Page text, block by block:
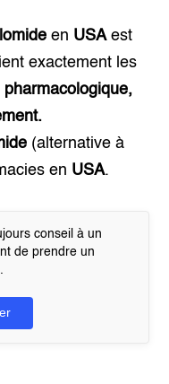
en USAest
exactement les
(alternative à
en USA.
conseil à un
de prendre un